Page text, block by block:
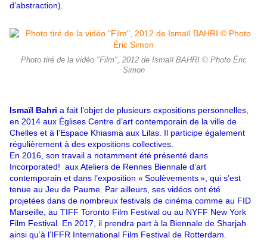
d’abstraction).
Photo tiré de la vidéo "Film", 2012 de Ismaïl BAHRI © Photo Éric
Simon
Ismaïl Bahri a fait l’objet de plusieurs expositions personnelles,
en 2014 aux Églises Centre d’art contemporain de la ville de
Chelles et à l’Espace Khiasma aux Lilas. Il participe également
régulièrement à des expositions collectives.
En 2016, son travail a notamment été présenté dans
Incorporated! aux Ateliers de Rennes Biennale d’art
contemporain et dans l’exposition « Soulèvements », qui s’est
tenue au Jeu de Paume. Par ailleurs, ses vidéos ont été
projetées dans de nombreux festivals de cinéma comme au FID
Marseille, au TIFF Toronto Film Festival ou au NYFF New York
Film Festival. En 2017, il prendra part à la Biennale de Sharjah
ainsi qu’à l’IFFR International Film Festival de Rotterdam.